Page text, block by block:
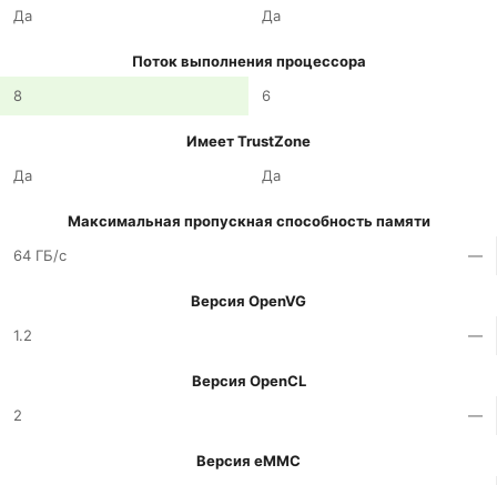
Да
Да
Поток выполнения процессора
8
6
Имеет TrustZone
Да
Да
Максимальная пропускная способность памяти
64 ГБ/с
—
Версия OpenVG
1.2
—
Версия OpenCL
2
—
Версия eMMC